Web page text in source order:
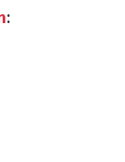
: